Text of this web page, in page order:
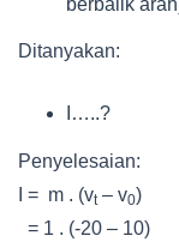
Ditanyakan:
I…..?
Penyelesaian:
I = m . (vt – v0)
= 1 . (-20 – 10)